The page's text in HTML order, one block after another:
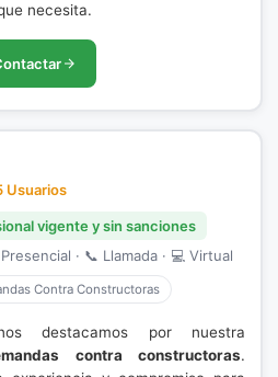
necesita.
Usuarios
vigente y sin sanciones
· 📞 Llamada · 💻 Virtual
Contra Constructoras
destacamos por nuestra
contra constructoras.